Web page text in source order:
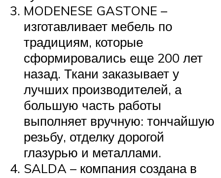
MODENESE GASTONE –
изготавливает мебель по
традициям, которые
сформировались еще 200 лет
назад. Ткани заказывает у
лучших производителей, а
большую часть работы
выполняет вручную: тончайшую
резьбу, отделку дорогой
глазурью и металлами.
SALDA – компания создана в